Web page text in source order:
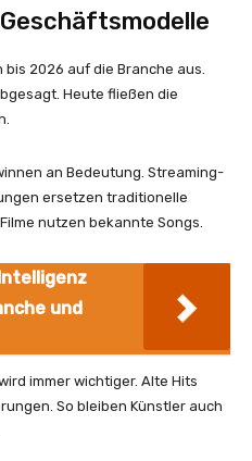
2026 auf die Branche aus.
Heute fließen die
an Bedeutung. Streaming-
ersetzen traditionelle
nutzen bekannte Songs.
und
immer wichtiger. Alte Hits
So bleiben Künstler auch